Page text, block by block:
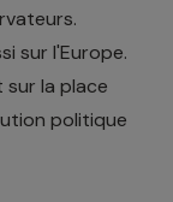
sur l'Europe.
sur la place
politique